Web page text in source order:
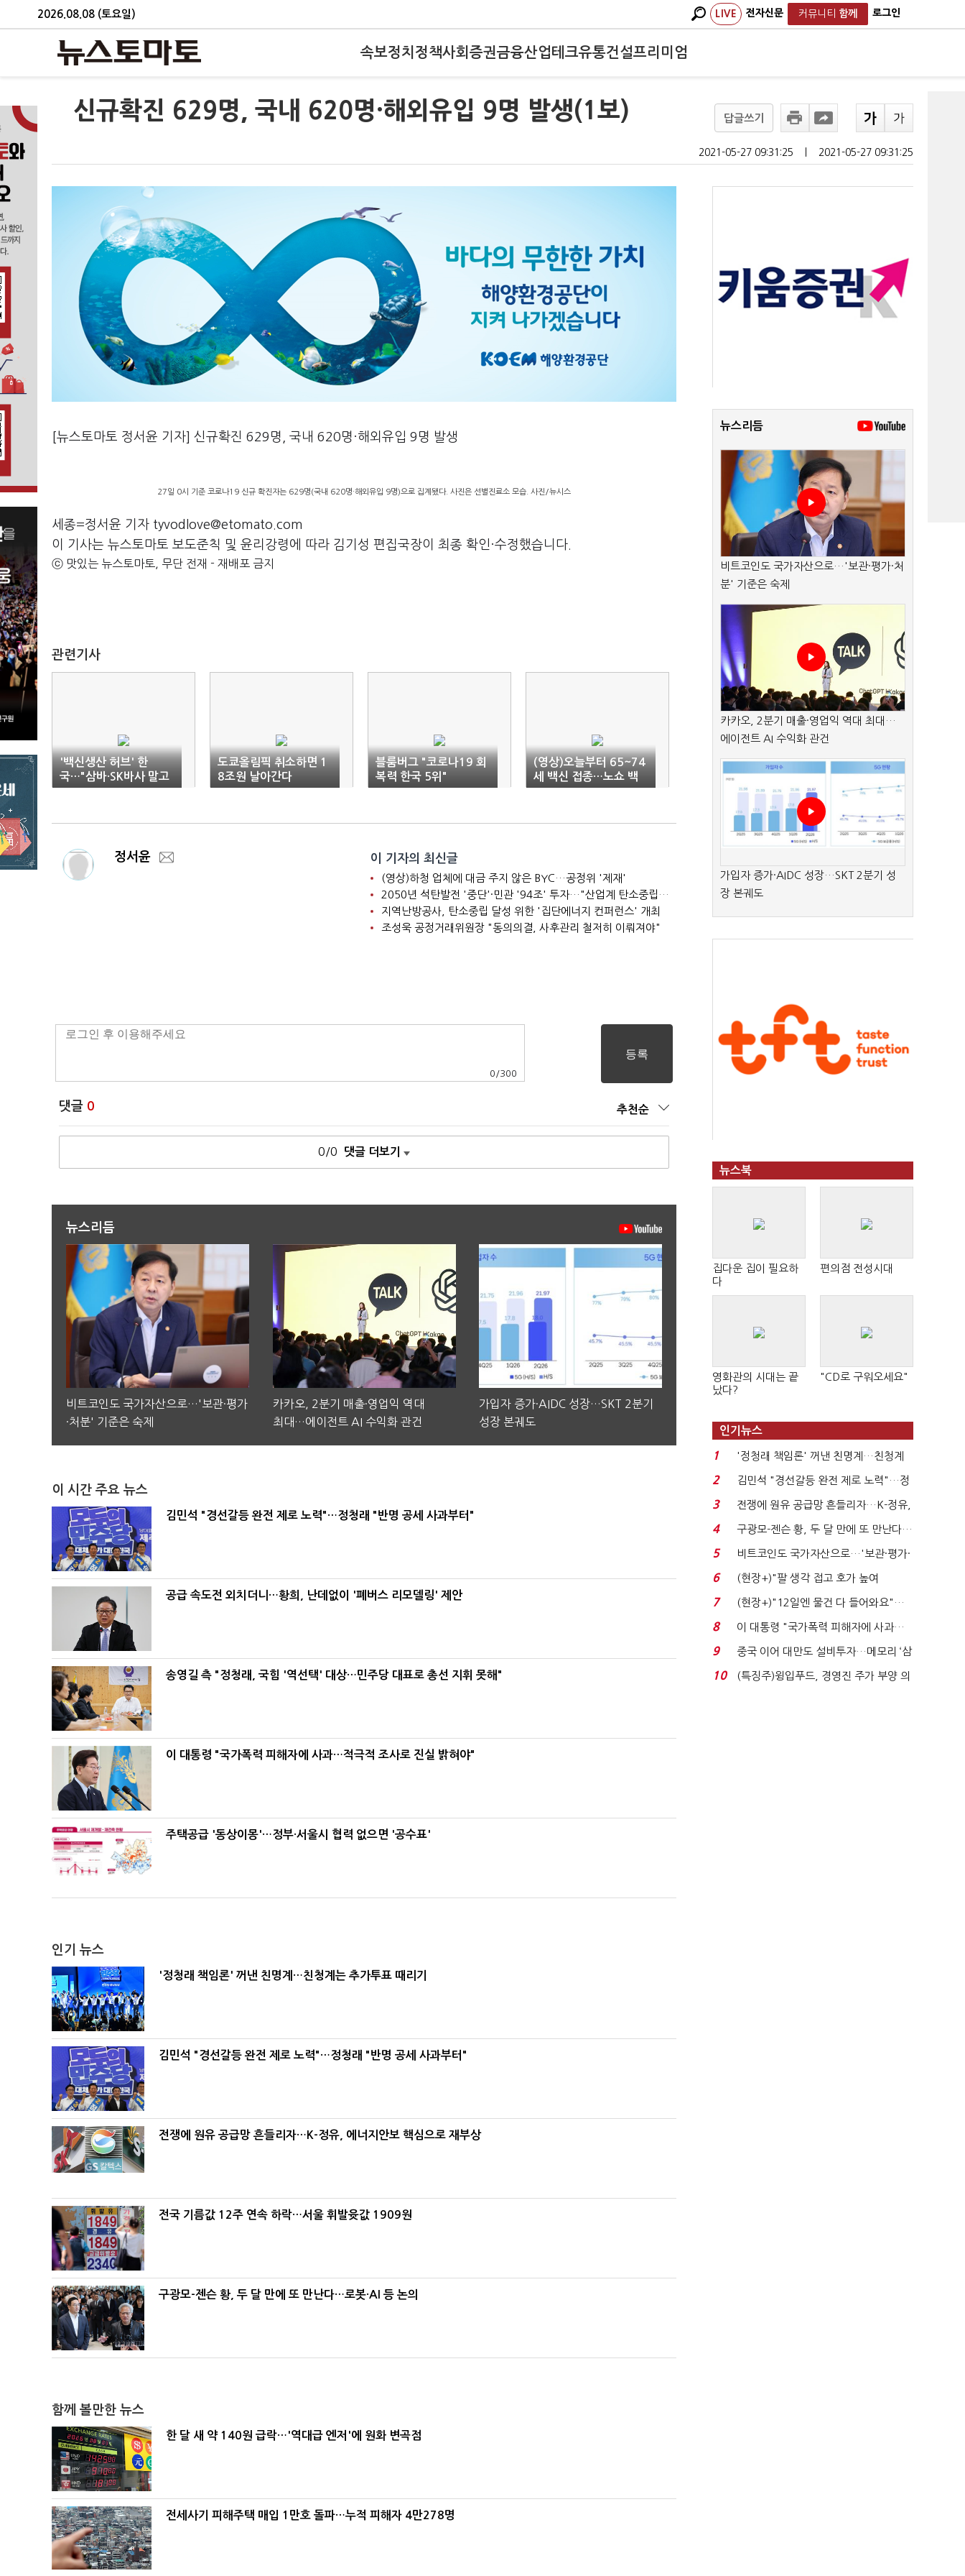
2026.08.08 (토요일) LIVE 전자신문 커뮤니티 함께 로그인
속보정치 정책사회 증권금융산업테크유통건설프리미엄
신규확진 629명, 국내 620명·해외유입 9명 발생(1보) 답글쓰기
2021-05-27 09:31:25 2021-05-27 09:31:25
[뉴스토마토 정서윤 기자] 신규확진 629명, 국내 620명·해외유입 9명 발생
27일 0시 기준 코로나19 신규 확진자는 629명(국내 620명·해외유입 9명)으로 집계됐다. 사진은 선별진료소 모습. 사진/뉴시스
세종=정서윤 기자 tyvodlove@etomato.com
이 기사는 뉴스토마토 보도준칙 및 윤리강령에 따라 김기성 편집국장이 최종 확인·수정했습니다.
ⓒ 맛있는 뉴스토마토, 무단 전재 - 재배포 금지
관련기사
'백신생산 허브' 한
국…"삼바·SK바사 말고
우리도 있다"
도쿄올림픽 취소하면 1
8조원 날아간다
블룸버그 "코로나19 회
복력 한국 5위"
(영상)오늘부터 65~74
세 백신 접종…노쇼 백
신도 예약 가능
정서윤 이 기자의 최신글
(영상)하청 업체에 대금 주지 않은 BYC…공정위 '제재'
2050년 석탄발전 '중단'·민관 '94조' 투자…"산업계 탄소중립에 고삐"
지역난방공사, 탄소중립 달성 위한 '집단에너지 컨퍼런스' 개최
조성욱 공정거래위원장 "동의의결, 사후관리 철저히 이뤄져야"
0 /300
댓글 0 추천순
0/0 댓글 더보기
뉴스리듬
비트코인도 국가자산으로…'보관·평가
·처분' 기준은 숙제
카카오, 2분기 매출·영업익 역대
최대…에이전트 AI 수익화 관건
가입자 증가·AIDC 성장…SKT 2분기
성장 본궤도
이 시간 주요 뉴스
김민석 "경선갈등 완전 제로 노력"…정청래 "반명 공세 사과부터"
공급 속도전 외치더니…황희, 난데없이 '폐버스 리모델링' 제안
송영길 측 "정청래, 국힘 '역선택' 대상…민주당 대표로 총선 지휘 못해"
이 대통령 "국가폭력 피해자에 사과…적극적 조사로 진실 밝혀야"
주택공급 '동상이몽'…정부·서울시 협력 없으면 '공수표'
인기 뉴스
'정청래 책임론' 꺼낸 친명계…친청계는 추가투표 때리기
김민석 "경선갈등 완전 제로 노력"…정청래 "반명 공세 사과부터"
전쟁에 원유 공급망 흔들리자…K-정유, 에너지안보 핵심으로 재부상
전국 기름값 12주 연속 하락…서울 휘발윳값 1909원
구광모-젠슨 황, 두 달 만에 또 만난다…로봇·AI 등 논의
함께 볼만한 뉴스
한 달 새 약 140원 급락…'역대급 엔저'에 원화 변곡점
전세사기 피해주택 매입 1만호 돌파…누적 피해자 4만278명
뉴스리듬
비트코인도 국가자산으로…'보관·평가·처
분' 기준은 숙제
카카오, 2분기 매출·영업익 역대 최대…
에이전트 AI 수익화 관건
가입자 증가·AIDC 성장…SKT 2분기 성
장 본궤도
뉴스북
집다운 집이 필요하
다
편의점 전성시대
영화관의 시대는 끝
났다?
"CD로 구워오세요"
인기뉴스
1
'정청래 책임론' 꺼낸 친명계…친청계
는 추가투표 때리기...
2
김민석 "경선갈등 완전 제로 노력"…정
청래 "반명 공세 사...
3
전쟁에 원유 공급망 흔들리자…K-정유,
에너지안보 핵심...
4
구광모-젠슨 황, 두 달 만에 또 만난다…
로봇·AI 등 논...
5
비트코인도 국가자산으로…'보관·평가·
처분' 기준은 ...
6
(현장+)"팔 생각 접고 호가 높여
요"…'덜 똘똘한 한 채' 20...
7
(현장+)"12일엔 물건 다 들어와요"…
빈 매대 채우며 문 연 ...
8
이 대통령 "국가폭력 피해자에 사과…
적극적 조사로 진...
9
중국 이어 대만도 설비투자…메모리 ‘삼
국전쟁’
10
(특징주)윙입푸드, 경영진 주가 부양 의